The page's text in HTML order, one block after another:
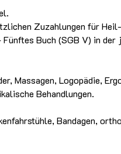
Zuzahlungen für
Buch (SGB V) in der
Massagen, Logopädie,
Behandlungen.
Bandagen,